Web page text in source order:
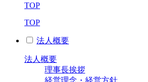
TOP
TOP
法人概要
法人概要
理事長挨拶
経営理念・経営方針